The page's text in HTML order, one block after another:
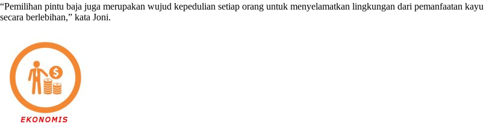
“Pemilihan pintu baja juga merupakan wujud kepedulian setiap orang untuk menyelamatkan lingkungan dari pemanfaatan kayu
secara berlebihan,” kata Joni.